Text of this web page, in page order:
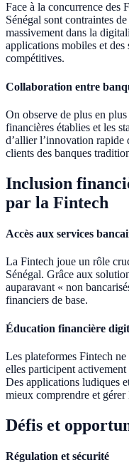
Face à la concurrence des
Sénégal sont contraintes
massivement dans la
applications mobiles et
compétitives.
Collaboration entre
On observe de plus en
financières établies et les
d’allier l’innovation rapide
clients des banques
Inclusion
par la Fintech
Accès aux services
La Fintech joue un rôle
Sénégal. Grâce aux
auparavant « non
financiers de base.
Éducation financière
Les plateformes Fintech ne
elles participent
Des applications ludiques
mieux comprendre et gérer
Défis et
Régulation et sécurité